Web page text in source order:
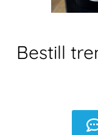
Bestill